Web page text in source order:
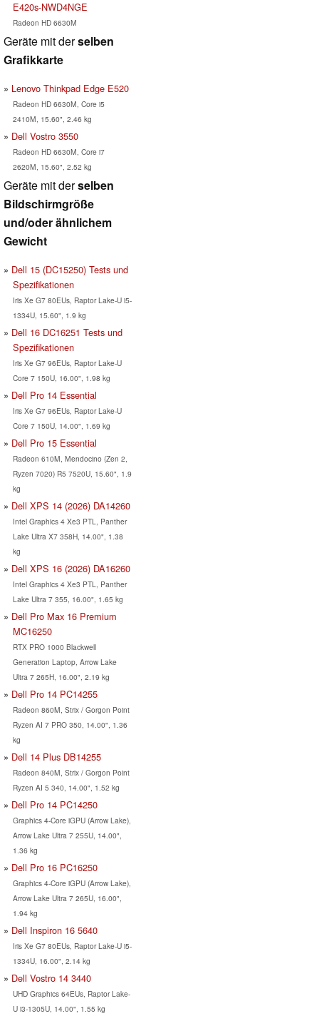
E420s-NWD4NGE
Radeon HD 6630M
Geräte mit derselben
Grafikkarte
Lenovo Thinkpad Edge E520
Radeon HD 6630M, Core i5
2410M, 15.60", 2.46 kg
Dell Vostro 3550
Radeon HD 6630M, Core i7
2620M, 15.60", 2.52 kg
Geräte mit derselben
Bildschirmgröße
und/oder ähnlichem
Gewicht
Dell 15 (DC15250) Tests und
Spezifikationen
Iris Xe G7 80EUs, Raptor Lake-U i5-
1334U, 15.60", 1.9 kg
Dell 16 DC16251 Tests und
Spezifikationen
Iris Xe G7 96EUs, Raptor Lake-U
Core 7 150U, 16.00", 1.98 kg
Dell Pro 14 Essential
Iris Xe G7 96EUs, Raptor Lake-U
Core 7 150U, 14.00", 1.69 kg
Dell Pro 15 Essential
Radeon 610M, Mendocino (Zen 2,
Ryzen 7020) R5 7520U, 15.60", 1.9
kg
Dell XPS 14 (2026) DA14260
Intel Graphics 4 Xe3 PTL, Panther
Lake Ultra X7 358H, 14.00", 1.38
kg
Dell XPS 16 (2026) DA16260
Intel Graphics 4 Xe3 PTL, Panther
Lake Ultra 7 355, 16.00", 1.65 kg
Dell Pro Max 16 Premium
MC16250
RTX PRO 1000 Blackwell
Generation Laptop, Arrow Lake
Ultra 7 265H, 16.00", 2.19 kg
Dell Pro 14 PC14255
Radeon 860M, Strix / Gorgon Point
Ryzen AI 7 PRO 350, 14.00", 1.36
kg
Dell 14 Plus DB14255
Radeon 840M, Strix / Gorgon Point
Ryzen AI 5 340, 14.00", 1.52 kg
Dell Pro 14 PC14250
Graphics 4-Core iGPU (Arrow Lake),
Arrow Lake Ultra 7 255U, 14.00",
1.36 kg
Dell Pro 16 PC16250
Graphics 4-Core iGPU (Arrow Lake),
Arrow Lake Ultra 7 265U, 16.00",
1.94 kg
Dell Inspiron 16 5640
Iris Xe G7 80EUs, Raptor Lake-U i5-
1334U, 16.00", 2.14 kg
Dell Vostro 14 3440
UHD Graphics 64EUs, Raptor Lake-
U i3-1305U, 14.00", 1.55 kg